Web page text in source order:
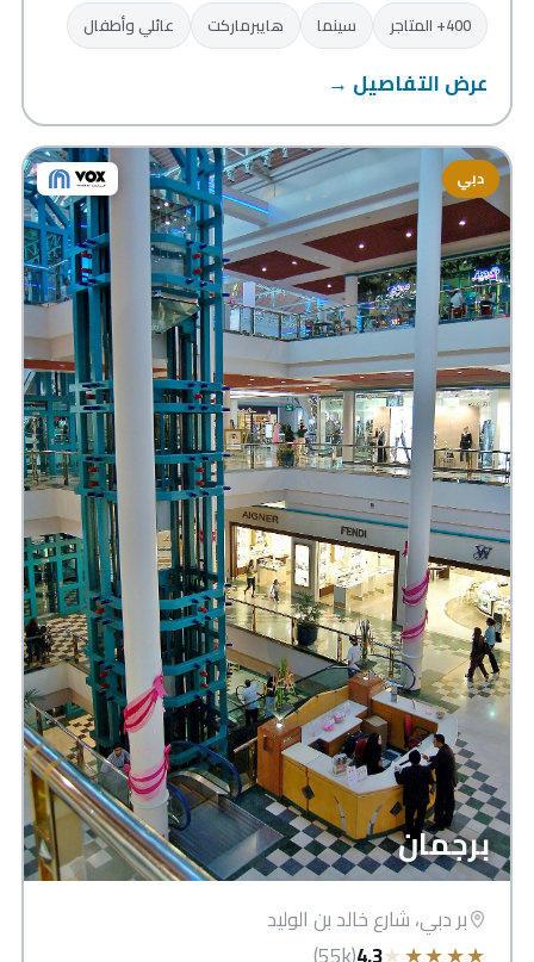
400+ المتاجر سينما هايبرماركت عائلي وأطفال
عرض التفاصيل →
دبي
برجمان
بر دبي، شارع خالد بن الوليد